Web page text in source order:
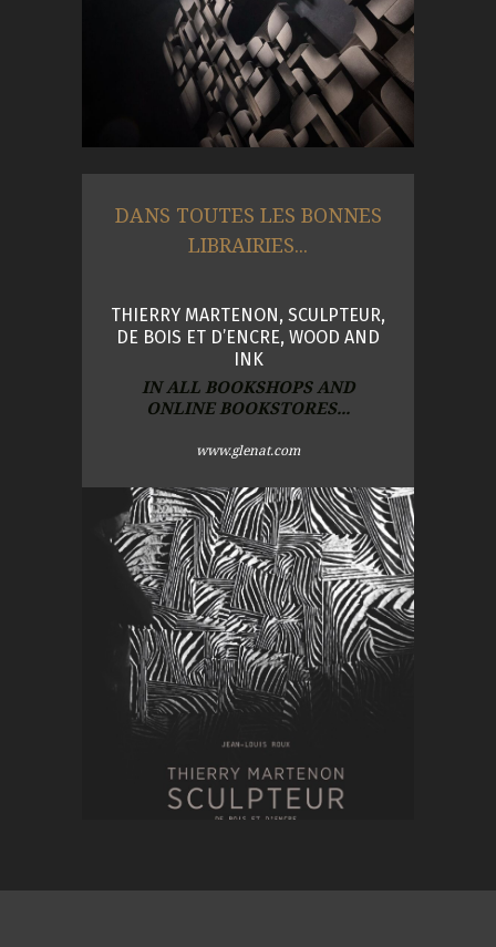
DANS TOUTES LES BONNES
LIBRAIRIES...
THIERRY MARTENON, SCULPTEUR,
DE BOIS ET D’ENCRE, WOOD AND
INK
IN ALL BOOKSHOPS AND
ONLINE BOOKSTORES...
www.glenat.com